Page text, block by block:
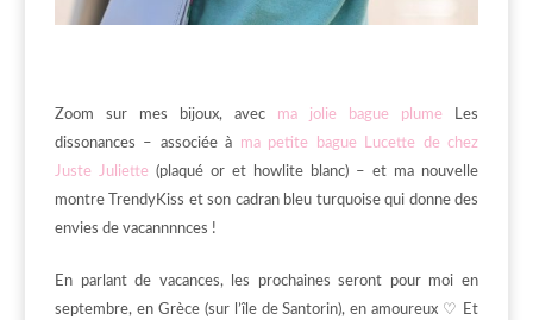
Zoom sur mes bijoux, avec ma jolie bague plume Les
dissonances – associée à ma petite bague Lucette de chez
Juste Juliette (plaqué or et howlite blanc) – et ma nouvelle
montre TrendyKiss et son cadran bleu turquoise qui donne des
envies de vacannnnces !
En parlant de vacances, les prochaines seront pour moi en
septembre, en Grèce (sur l’île de Santorin), en amoureux ♡ Et